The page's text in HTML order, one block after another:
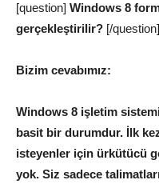
[question] Windows 8
gerçekleştirilir? [/question]
Bizim cevabımız:
Windows 8 işletim
basit bir durumdur. İlk
isteyenler için ürkütücü
yok. Siz sadece